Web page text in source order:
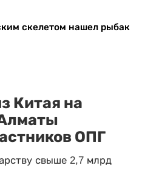
скелетом нашел рыбак
Китая на
ОПГ
свыше 2,7 млрд